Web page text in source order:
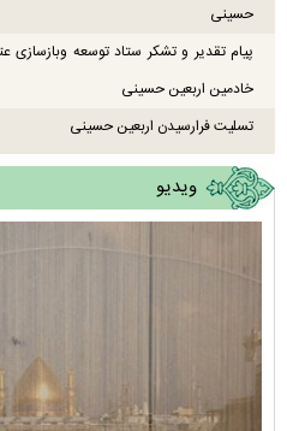
حسینی
پیام تقدیر و تشکر ستاد توسعه وبازسازی
خادمین اربعین حسینی
تسلیت فرارسیدن اربعین حسینی
ویدیو